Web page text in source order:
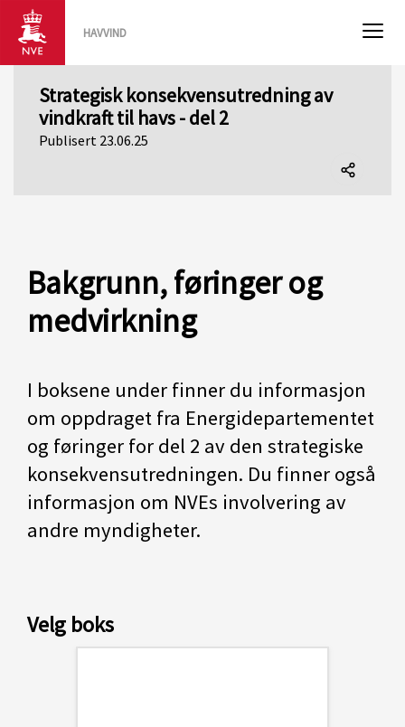
HAVVIND
Strategisk konsekvensutredning av
vindkraft til havs - del 2
Publisert 23.06.25
Bakgrunn, føringer og
medvirkning
I boksene under finner du informasjon
om oppdraget fra Energidepartementet
og føringer for del 2 av den strategiske
konsekvensutredningen. Du finner også
informasjon om NVEs involvering av
andre myndigheter.
Velg boks